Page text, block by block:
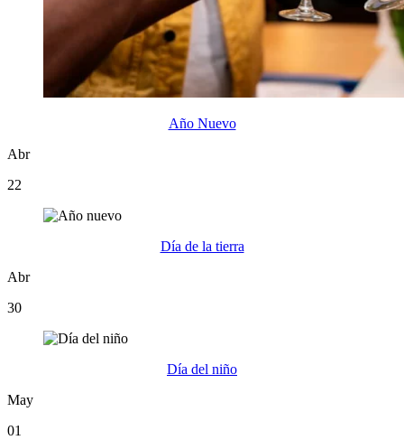
Año Nuevo
Abr
22
Día de la tierra
Abr
30
Día del niño
May
01